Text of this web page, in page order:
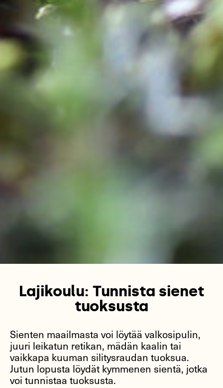
Lajikoulu: Tunnista sienet
tuoksusta
Sienten maailmasta voi löytää valkosipulin,
juuri leikatun retikan, mädän kaalin tai
vaikkapa kuuman silitysraudan tuoksua.
Jutun lopusta löydät kymmenen sientä, jotka
voi tunnistaa tuoksusta.